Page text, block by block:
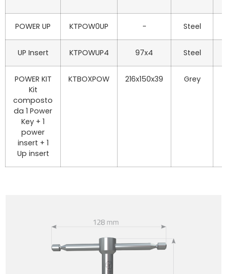
POWER UP KTPOW0UP - Steel
UP Insert KTPOWUP4 97x4 Steel
POWER KIT
Kit
composto
da 1 Power
Key + 1
power
insert + 1
Up insert
KTBOXPOW 216x150x39 Grey